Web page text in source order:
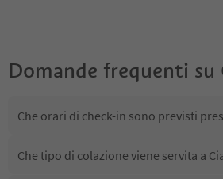
Domande frequenti su
Che orari di check-in sono previsti
Che tipo di colazione viene servita a